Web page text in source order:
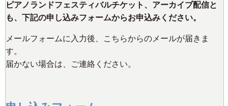
ピアノランドフェスティバルチケット、アーカイブ配信と
も、下記の申し込みフォームからお申込みください。
メールフォームに入力後、こちらからのメールが届きま
す。
届かない場合は、ご連絡ください。